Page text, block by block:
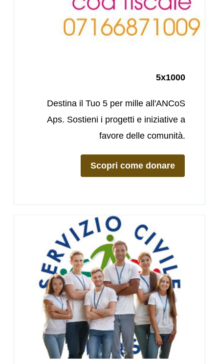
5x1000
Destina il Tuo 5 per mille all'ANCoS
Aps. Sostieni i progetti e iniziative a
favore delle comunità.
Scopri come donare